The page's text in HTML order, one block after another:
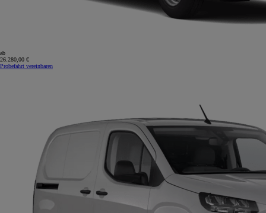
ab
26.280,00 €
Probefahrt vereinbaren